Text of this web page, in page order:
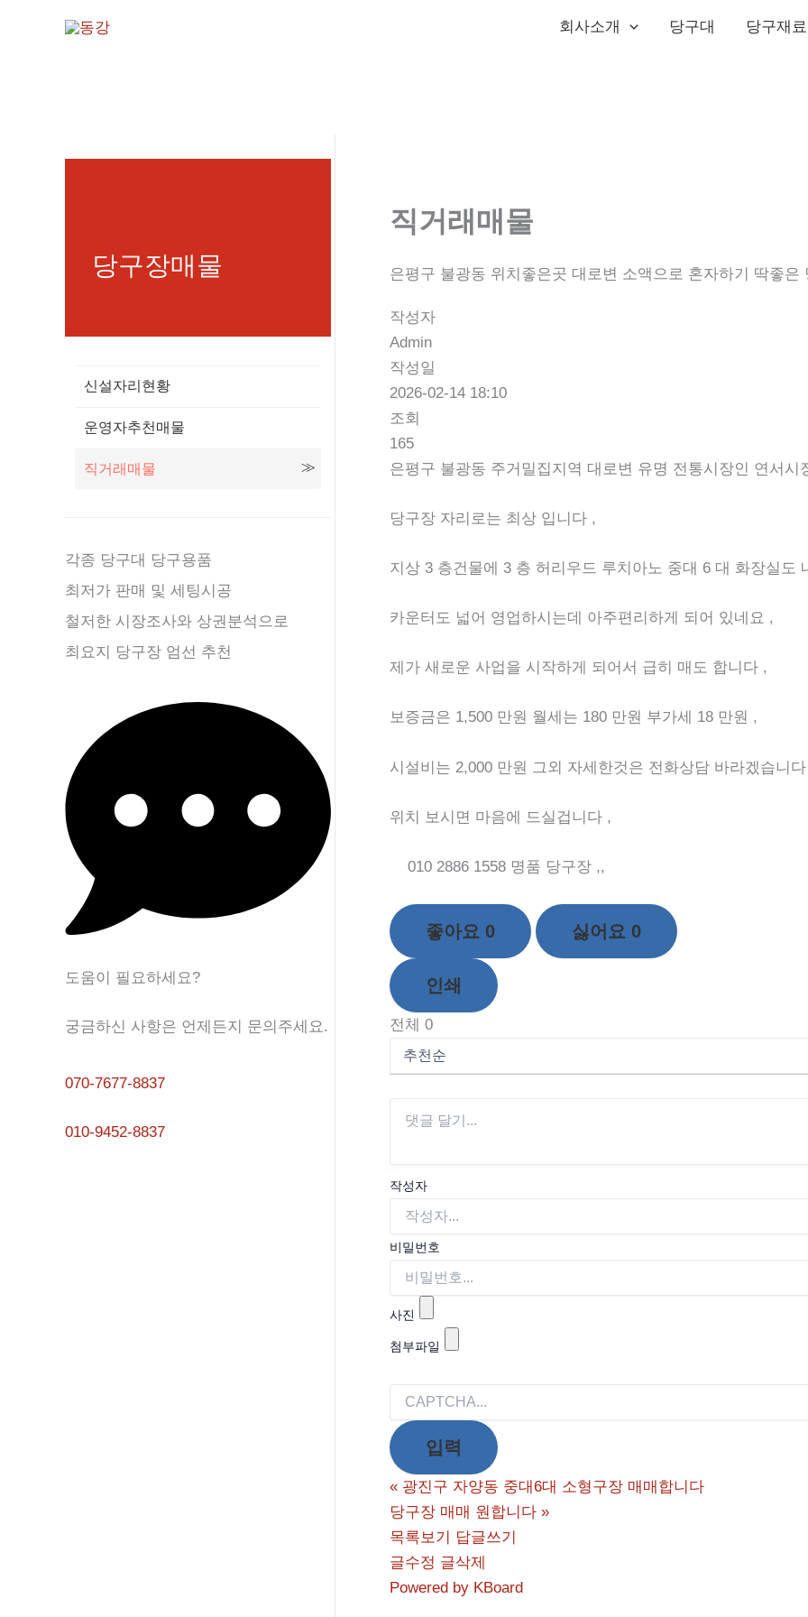
회사소개 당구대 당구재료
당구장매물
신설자리현황
운영자추천매물
직거래매물
각종 당구대 당구용품
최저가 판매 및 세팅시공
철저한 시장조사와 상권분석으로
최요지 당구장 엄선 추천
도움이 필요하세요?
궁금하신 사항은 언제든지 문의주세요.
070-7677-8837
010-9452-8837
직거래매물
은평구 불광동 위치좋은곳 대로변 소액으로 혼자하기 딱좋은
작성자
Admin
작성일
2026-02-14 18:10
조회
165
은평구 불광동 주거밀집지역 대로변 유명 전통시장인 연서시
당구장 자리로는 최상 입니다 ,
지상 3 층건물에 3 층 허리우드 루치아노 중대 6 대 화장실도
카운터도 넓어 영업하시는데 아주편리하게 되어 있네요 ,
제가 새로운 사업을 시작하게 되어서 급히 매도 합니다 ,
보증금은 1,500 만원 월세는 180 만원 부가세 18 만원 ,
시설비는 2,000 만원 그외 자세한것은 전화상담 바라겠습니다
위치 보시면 마음에 드실겁니다 ,
010 2886 1558 명품 당구장 ,,
좋아요 0 싫어요 0
인쇄
전체 0
작성자
비밀번호
사진
첨부파일
« 광진구 자양동 중대6대 소형구장 매매합니다
당구장 매매 원합니다 »
목록보기 답글쓰기
글수정 글삭제
Powered by KBoard